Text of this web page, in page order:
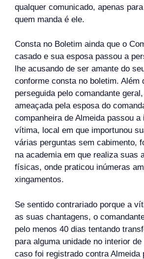
qualquer comunicado, apenas
quem manda é ele.
Consta no Boletim ainda que o
casado e sua esposa passou a
lhe acusando de ser amante do
conforme consta no boletim. Além
perseguida pelo comandante
ameaçada pela esposa do
companheira de Almeida passou a
vítima, local em que importunou
várias perguntas sem cabimento,
na academia em que realiza suas
físicas, onde praticou inúmeras
xingamentos.
Se sentido contrariado porque a
as suas chantagens, o
pelo menos 40 dias tentando
para alguma unidade no interior
caso foi registrado contra Almeida